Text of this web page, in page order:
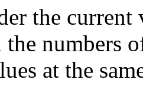
the
the numbers
at the